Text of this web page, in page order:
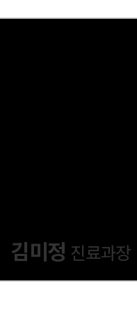
김미정 진료과장